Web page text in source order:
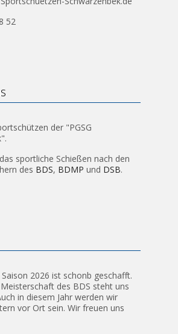
52
der "PGSG
sportliche Schießen nach den
des BDS, BDMP und DSB.
2026 ist schonb geschafft.
des BDS steht uns
in diesem Jahr werden wir
vor Ort sein. Wir freuen uns